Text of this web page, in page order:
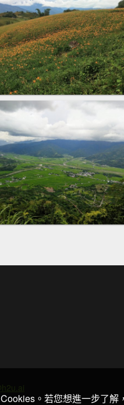
。若您想進一步了解